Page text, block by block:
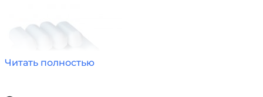
Читать полностью